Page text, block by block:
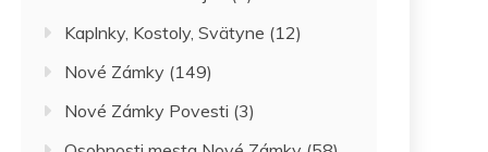
Kaplnky, Kostoly, Svätyne (12)
Nové Zámky (149)
Nové Zámky Povesti (3)